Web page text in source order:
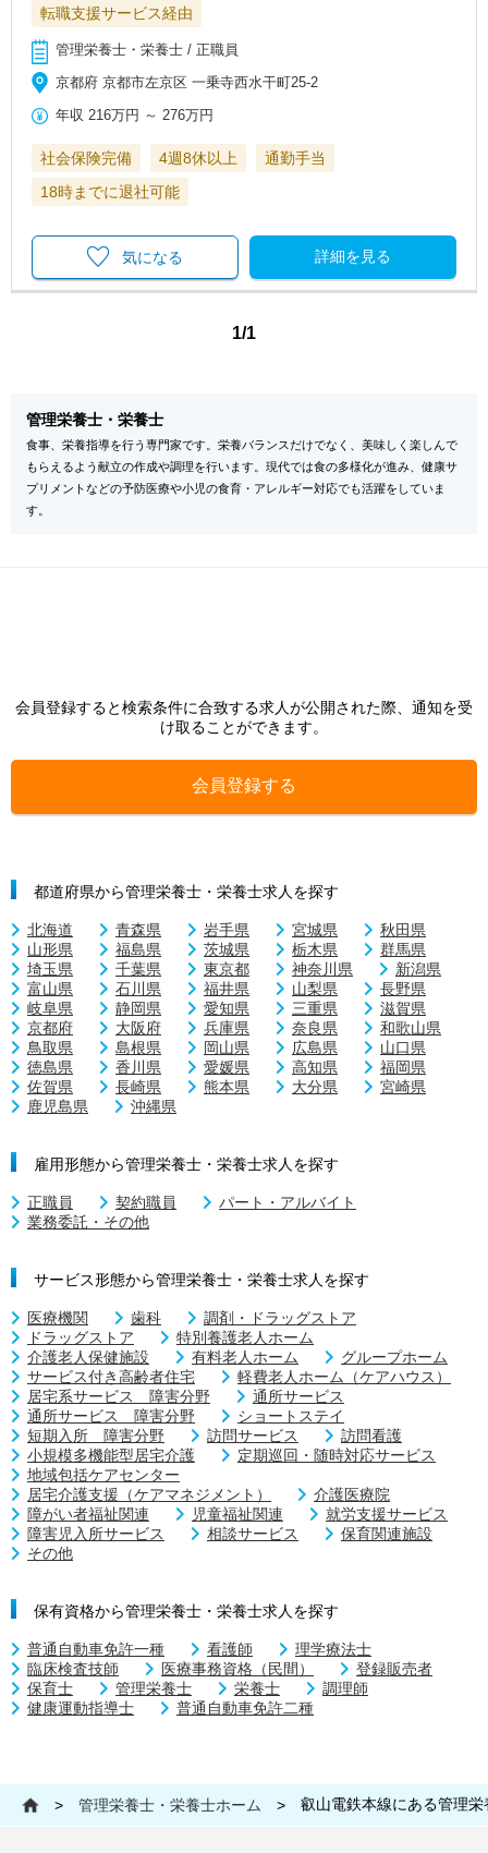
転職支援サービス経由
管理栄養士・栄養士 / 正職員
京都府 京都市左京区 一乗寺西水干町25-2
年収 216万円 ～ 276万円
社会保険完備 4週8休以上
通勤手当
18時までに退社可能
詳細を見る
気になる
1/1
管理栄養士・栄養士
食事、栄養指導を行う専門家です。栄養バランスだけでなく、美味しく楽しんで
もらえるよう献立の作成や調理を行います。現代では食の多様化が進み、健康サ
プリメントなどの予防医療や小児の食育・アレルギー対応でも活躍をしていま
す。
会員登録すると検索条件に合致する求人が公開された際、通知を受
け取ることができます。
会員登録する
都道府県から管理栄養士・栄養士求人を探す
北海道 青森県 岩手県 宮城県
秋田県
山形県
福島県 茨城県 栃木県
群馬県
埼玉県
千葉県 東京都 神奈川県
新潟県
富山県
石川県 福井県 山梨県
長野県
岐阜県
静岡県 愛知県 三重県
滋賀県
京都府
大阪府 兵庫県 奈良県
和歌山県
鳥取県
島根県 岡山県 広島県
山口県
徳島県
香川県 愛媛県 高知県
福岡県
佐賀県
長崎県 熊本県 大分県
宮崎県
鹿児島県
沖縄県
雇用形態から管理栄養士・栄養士求人を探す
正職員 契約職員
パート・アルバイト
業務委託・その他
サービス形態から管理栄養士・栄養士求人を探す
医療機関 歯科
調剤・ドラッグストア
ドラッグストア
特別養護老人ホーム
介護老人保健施設
有料老人ホーム
グループホーム
サービス付き高齢者住宅
軽費老人ホーム（ケアハウス）
居宅系サービス 障害分野
通所サービス
通所サービス 障害分野
ショートステイ
短期入所 障害分野
訪問サービス
訪問看護
小規模多機能型居宅介護
定期巡回・随時対応サービス
地域包括ケアセンター
居宅介護支援（ケアマネジメント）
介護医療院
障がい者福祉関連
児童福祉関連
就労支援サービス
障害児入所サービス
相談サービス
保育関連施設
その他
保有資格から管理栄養士・栄養士求人を探す
普通自動車免許一種 看護師
理学療法士
臨床検査技師
医療事務資格（民間）
登録販売者
保育士
管理栄養士 栄養士
調理師
健康運動指導士
普通自動車免許二種
> 管理栄養士・栄養士ホーム > 叡山電鉄本線にある管理